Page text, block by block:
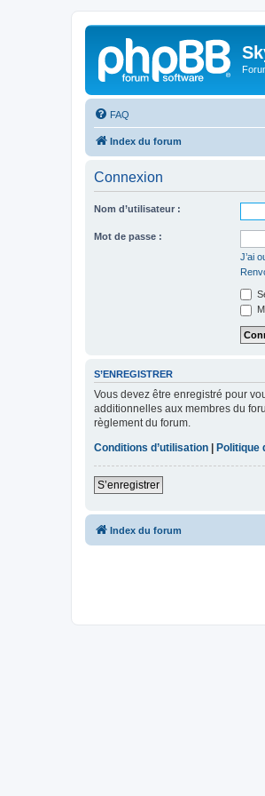
FAQ
Index du forum
Connexion
Nom d’utilisateur :
Mot de passe :
J’ai
S’ENREGISTRER
Vous devez être enregistré pour
additionnelles aux membres du
règlement du forum.
Conditions d’utilisation
Politique
S’enregistrer
Index du forum